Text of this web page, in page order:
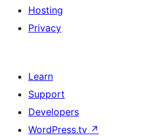
Hosting
Privacy
Learn
Support
Developers
WordPress.tv ↗